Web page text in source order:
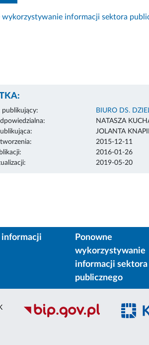
wykorzystywanie informacji sektora
publikujący:
BIURO DS.
NATASZA
JOLANTA
2015-12-11
2016-01-26
2019-05-20
informacji
Ponowne
wykorzystywanie
informacji sektora
publicznego